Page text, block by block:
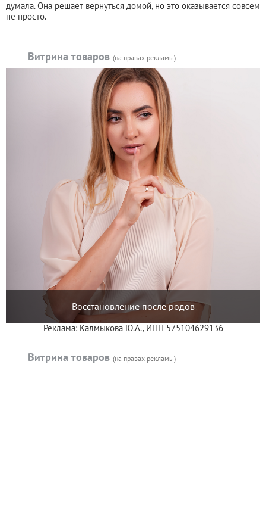
думала. Она решает вернуться домой, но это оказывается совсем
не просто.
Витрина товаров (на правах рекламы)
Восстановление после родов
Реклама: Калмыкова Ю.А., ИНН 575104629136
Витрина товаров (на правах рекламы)